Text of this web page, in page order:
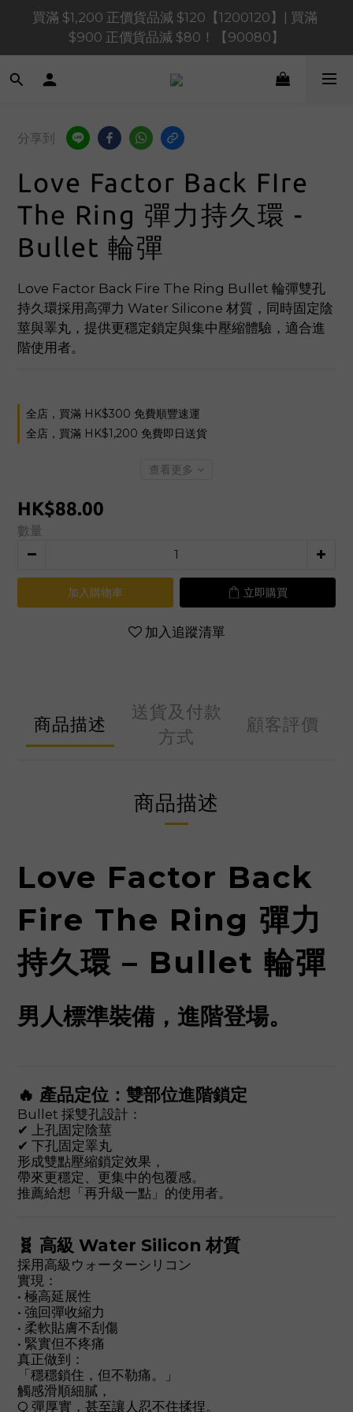
買滿 $1,200 正價貨品減 $120【1200120】| 買滿
$900 正價貨品減 $80！【90080】
買滿 $1,200 正價貨品減 $120【1200120】| 買滿
$900 正價貨品減 $80！【90080】
買滿 $600 正價貨品減 $40【60040】| 買滿 $400 正
📢 系統維護通知 – SHOPLINE Payments FPS將於
2026 年 8 月 9 日（日）凌晨 01:00 至 11:00 暫停交易
買滿 $1,200 正價貨品減 $120【1200120】| 買滿
$900 正價貨品減 $80！【90080】
分享到
Love Factor Back FIre
The Ring 彈力持久環 -
Bullet 輪彈
Love Factor Back Fire The Ring Bullet 輪彈雙孔
持久環採用高彈力 Water Silicone 材質，同時固定陰
莖與睪丸，提供更穩定鎖定與集中壓縮體驗，適合進
階使用者。
全店，買滿 HK$300 免費順豐速運
全店，買滿 HK$1,200 免費即日送貨
查看更多
HK$88.00
數量
加入購物車 立即購買
加入追蹤清單
商品描述
送貨及付款
方式
顧客評價
商品描述
Love Factor Back
Fire The Ring 彈力
持久環 – Bullet 輪彈
男人標準裝備，進階登場。
🔥 產品定位：雙部位進階鎖定
Bullet 採雙孔設計：
✔ 上孔固定陰莖
✔ 下孔固定睪丸
形成雙點壓縮鎖定效果，
帶來更穩定、更集中的包覆感。
推薦給想「再升級一點」的使用者。
🧬 高級 Water Silicon 材質
採用高級ウォーターシリコン
實現：
• 極高延展性
• 強回彈收縮力
• 柔軟貼膚不刮傷
• 緊實但不疼痛
真正做到：
「穩穩鎖住，但不勒痛。」
觸感滑順細膩，
Q 彈厚實，甚至讓人忍不住揉捏。